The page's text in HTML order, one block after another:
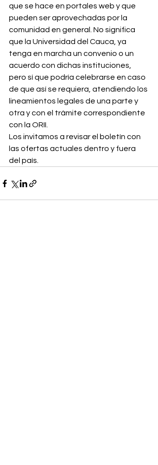
que se hace en portales web y que
pueden ser aprovechadas por la
comunidad en general. No significa
que la Universidad del Cauca, ya
tenga en marcha un convenio o un
acuerdo con dichas instituciones,
pero sí que podría celebrarse en caso
de que así se requiera, atendiendo los
lineamientos legales de una parte y
otra y con el trámite correspondiente
con la ORII.
Los invitamos a revisar el boletín con
las ofertas actuales dentro y fuera
del país.